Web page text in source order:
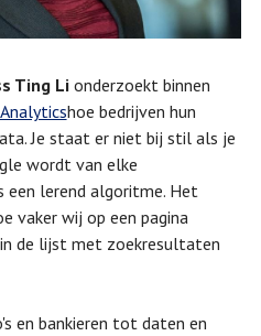
Ting Lionderzoekt binnen
hoe bedrijven hun
Je staat er niet bij stil als je
wordt van elke
een lerend algoritme. Het
vaker wij op een pagina
in de lijst met zoekresultaten
en bankieren tot daten en